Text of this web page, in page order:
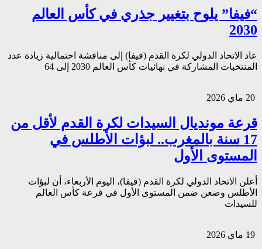
“فيفا” يلوح بتغيير جذري في كأس العالم
2030
عاد الاتحاد الدولي لكرة القدم (فيفا) إلى مناقشة احتمالية زيادة عدد
المنتخبات المشاركة في نهائيات كأس العالم 2030 إلى 64
قرعة مونديال السيدات لكرة القدم لأقل من
17 سنة بالمغرب.. لبؤات الأطلس في
المستوى الأول
أعلن الاتحاد الدولي لكرة القدم (فيفا)، اليوم الأربعاء، أن لبؤات
الأطلس وضعن ضمن المستوى الأول في قرعة كأس العالم
للسيدات